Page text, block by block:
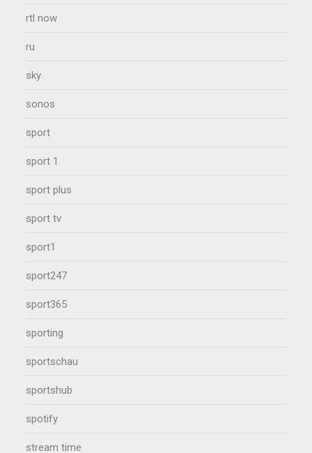
rtl now
ru
sky
sonos
sport
sport 1
sport plus
sport tv
sport1
sport247
sport365
sporting
sportschau
sportshub
spotify
stream time